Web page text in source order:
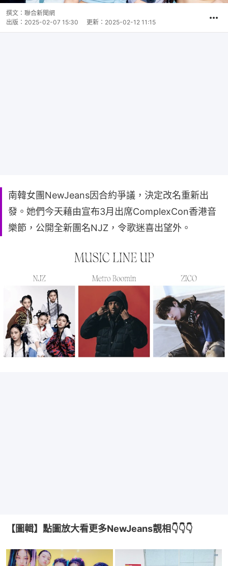
撰文： 聯合新聞網
出版： 2025-02-07 15:30 更新： 2025-02-12 11:15
南韓女團NewJeans因合約爭議，決定改名重新出
發。她們今天藉由宣布3月出席ComplexCon香港音
樂節，公開全新團名NJZ，令歌迷喜出望外。
【圖輯】點圖放大看更多NewJeans靚相👇👇👇